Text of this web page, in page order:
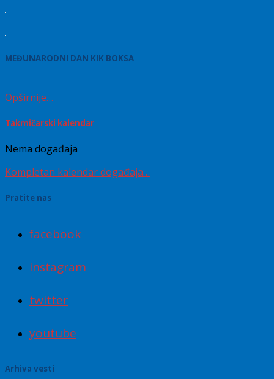
MEĐUNARODNI DAN KIK BOKSA
Opširnije…
Takmičarski kalendar
Nema događaja
Kompletan kalendar događaja…
Pratite nas
facebook
instagram
twitter
youtube
Arhiva vesti